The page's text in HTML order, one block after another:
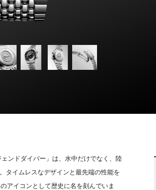
ンドダイバー」は、水中だけでなく、陸
タイムレスなデザインと最先端の性能を
アイコンとして歴史に名を刻んでいま